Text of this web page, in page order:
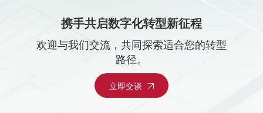
携手共启数字化转型新征程
欢迎与我们交流，共同探索适合您的转型
路径。
立即交谈